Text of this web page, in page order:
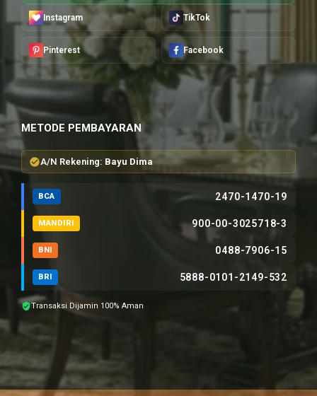
Instagram TikTok
Pinterest Facebook
METODE PEMBAYARAN
A/N Rekening: Bayu Dima
BCA 2470-1470-19
MANDIRI 900-00-3025718-3
BNI 0488-7906-15
BRI 5888-0101-2149-532
Transaksi Dijamin 100% Aman